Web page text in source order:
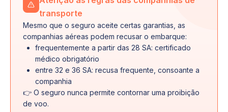
transporte
Mesmo que o seguro aceite certas garantias, as
companhias aéreas podem recusar o embarque:
frequentemente a partir das 28 SA: certificado
médico obrigatório
entre 32 e 36 SA: recusa frequente, consoante a
companhia
👉 O seguro nunca permite contornar uma proibição
de voo.